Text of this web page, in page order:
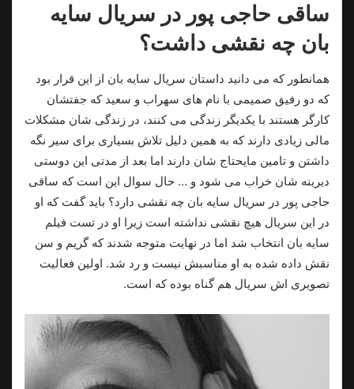
ساقی حاجی پور در سریال سایه
بان چه نقشی داشت؟
همانطور که می دانید داستان سریال سایه بان از این قرار بود
که دو رفیق صمیمی با نام های سهراب و سعید که جفتشان
کارگر هستند با یکدیگر زندگی می کنند، در زندگی شان مشکلات
مالی زیادی دارند که به همین دلیل تلاش بسیاری برای سیر نگه
داشتن و تامین مایحتاج شان دارند اما بعد از مدتی این دوستی
دیرینه شان خراب می شود و … حال سوال این است که ساقی
حاجی پور در سریال سایه بان چه نقشی دارد؟ باید گفت که او
در این سریال هیچ نقشی نداشته است زیرا او در تست فیلم
سایه بان انتخاب شد اما در نهایت متوجه شدند که گریم و سن
نقش داده شده به او مناسبش نیست و رد شد. اولین فعالیت
تصویری اش سریال هم گناه بوده که است.